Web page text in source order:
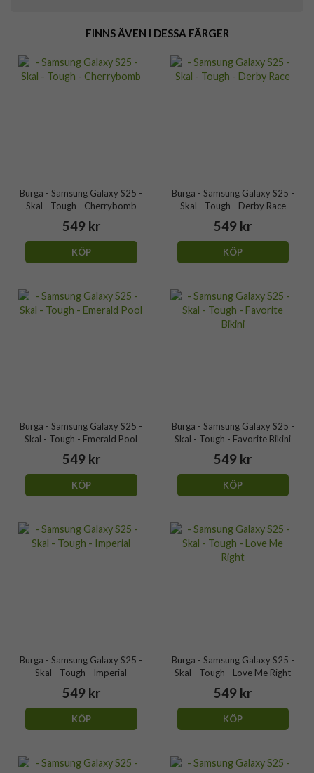
FINNS ÄVEN I DESSA FÄRGER
Burga - Samsung Galaxy S25 -
Skal - Tough - Cherrybomb
549 kr
KÖP
Burga - Samsung Galaxy S25 -
Skal - Tough - Derby Race
549 kr
KÖP
Burga - Samsung Galaxy S25 -
Skal - Tough - Emerald Pool
549 kr
KÖP
Burga - Samsung Galaxy S25 -
Skal - Tough - Favorite Bikini
549 kr
KÖP
Burga - Samsung Galaxy S25 -
Skal - Tough - Imperial
549 kr
KÖP
Burga - Samsung Galaxy S25 -
Skal - Tough - Love Me Right
549 kr
KÖP